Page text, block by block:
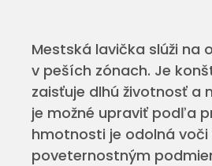
Mestská lavička slúži na
v peších zónach. Je
zaisťuje dlhú životnosť a
je možné upraviť podľa
hmotnosti je odolná
poveternostným